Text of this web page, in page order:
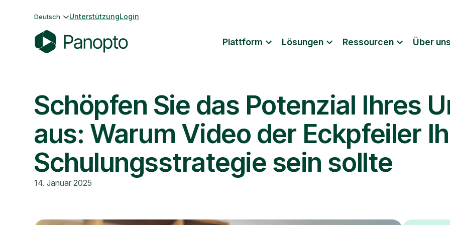
Deutsch UnterstützungLogin
o
p
o
Plattform Lösungen Ressourcen Über uns
Schöpfen Sie das Potenzial Ihres
aus: Warum Video der Eckpfeiler
Schulungsstrategie sein sollte
14. Januar 2025